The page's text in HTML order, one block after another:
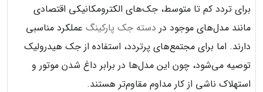
برای تردد کم تا متوسط، جک‌های الکترومکانیکی اقتصادی
مانند مدل‌های موجود در دسته جک پارکینگ عملکرد مناسبی
دارند. اما برای مجتمع‌های پرتردد، استفاده از جک هیدرولیک
توصیه می‌شود، چون این مدل‌ها در برابر داغ شدن موتور و
استهلاک ناشی از کار مداوم مقاوم‌تر هستند.